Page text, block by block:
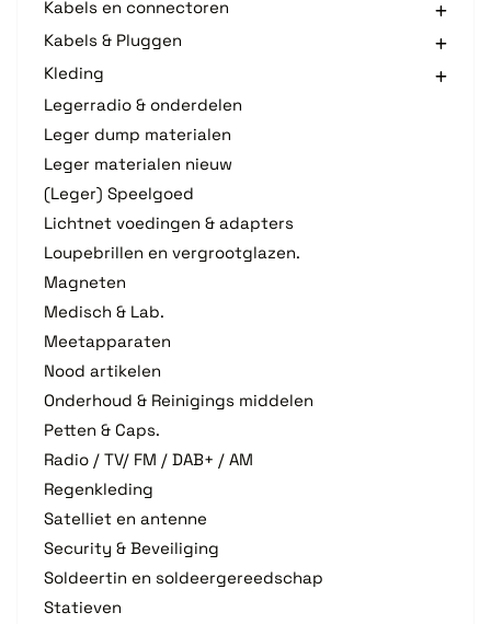
Kabels en connectoren
Kabels & Pluggen
Kleding
Legerradio & onderdelen
Leger dump materialen
Leger materialen nieuw
(Leger) Speelgoed
Lichtnet voedingen & adapters
Loupebrillen en vergrootglazen.
Magneten
Medisch & Lab.
Meetapparaten
Nood artikelen
Onderhoud & Reinigings middelen
Petten & Caps.
Radio / TV/ FM / DAB+ / AM
Regenkleding
Satelliet en antenne
Security & Beveiliging
Soldeertin en soldeergereedschap
Statieven